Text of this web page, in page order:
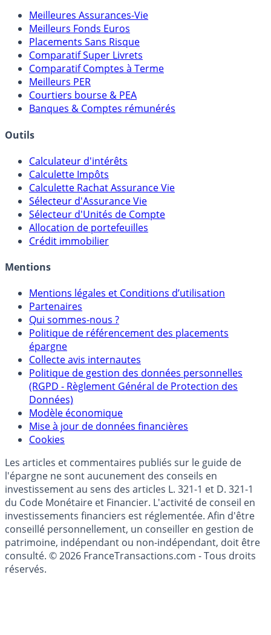
Meilleures Assurances-Vie
Meilleurs Fonds Euros
Placements Sans Risque
Comparatif Super Livrets
Comparatif Comptes à Terme
Meilleurs PER
Courtiers bourse & PEA
Banques & Comptes rémunérés
Outils
Calculateur d'intérêts
Calculette Impôts
Calculette Rachat Assurance Vie
Sélecteur d'Assurance Vie
Sélecteur d'Unités de Compte
Allocation de portefeuilles
Crédit immobilier
Mentions
Mentions légales et Conditions d’utilisation
Partenaires
Qui sommes-nous ?
Politique de référencement des placements
épargne
Collecte avis internautes
Politique de gestion des données personnelles
(RGPD - Règlement Général de Protection des
Données)
Modèle économique
Mise à jour de données financières
Cookies
Les articles et commentaires publiés sur le guide de
l'épargne ne sont aucunement des conseils en
investissement au sens des articles L. 321-1 et D. 321-1
du Code Monétaire et Financier. L'activité de conseil en
investissements financiers est réglementée. Afin d'être
conseillé personnellement, un conseiller en gestion de
patrimoine, indépendant ou non-indépendant, doit être
consulté. © 2026 FranceTransactions.com - Tous droits
réservés.